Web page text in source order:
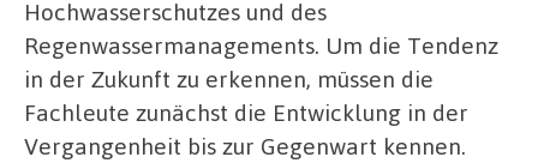
Hochwasserschutzes und des
Regenwassermanagements. Um die Tendenz
in der Zukunft zu erkennen, müssen die
Fachleute zunächst die Entwicklung in der
Vergangenheit bis zur Gegenwart kennen.